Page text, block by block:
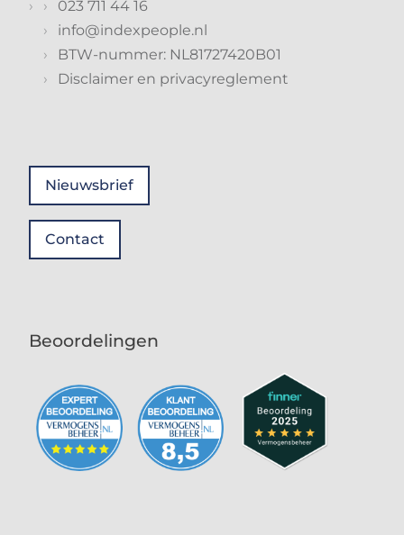
023 711 44 16
info@indexpeople.nl
BTW-nummer: NL81727420B01
Disclaimer en privacyreglement
Nieuwsbrief
Contact
Beoordelingen